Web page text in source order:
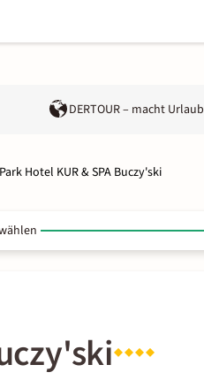
DERTOUR – macht Urlaub
Park Hotel KUR & SPA Buczy'ski